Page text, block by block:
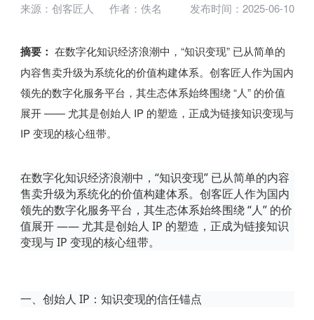
来源：创客匠人 作者：佚名 发布时间：2025-06-10
摘要： 在数字化知识经济浪潮中，“知识变现” 已从简单的
内容售卖升级为系统化的价值构建体系。创客匠人作为国内
领先的数字化服务平台，其生态体系始终围绕 “人” 的价值
展开 —— 尤其是创始人 IP 的塑造，正成为链接知识变现与
IP 变现的核心纽带。
在数字化知识经济浪潮中， “知识变现” 已从简单的内容
售卖升级为系统化的价值构建体系。创客匠人作为国内
领先的数字化服务平台，其生态体系始终围绕 “人” 的价
值展开 —— 尤其是创始人 IP 的塑造，正成为链接知识
变现与 IP 变现的核心纽带。
一、创始人 IP：知识变现的信任锚点